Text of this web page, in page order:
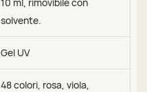
solvente.
Gel UV
48 colori, rosa, viola,